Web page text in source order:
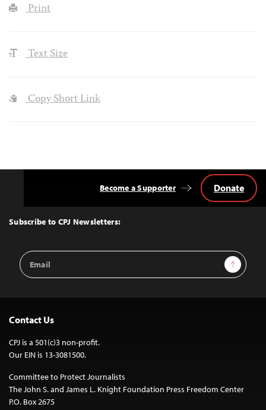
Print
Text Size
Copy Short Link
Top
Subscribe to CPJ Newsletters:
Email
Address
Sign Up
Become a Supporter Donate
Contact Us
CPJ is a 501(c)3 non-profit.
Our EIN is 13-3081500.
Committee to Protect Journalists
The John S. and James L. Knight Foundation Press Freedom Center
P.O. Box 2675